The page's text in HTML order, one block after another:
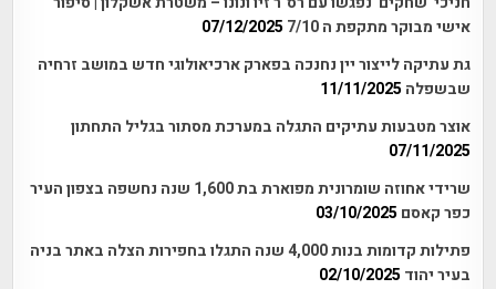
אישי מבוקר מתקפת ה 7/10
07/12/2025
גת עתיקה לייצור יין נחנכה בפארק ארכיאולוגי חדש במושב זרחיה
שבשפלה 11/11/2025
אוצר מטבעות עתיקים התגלה במערכת מסתור בגליל התחתון
07/11/2025
שרידי אחוזה שומרונית מפוארת בת 1,600 שנה נחשפה בצפון העיר
כפר קאסם 03/10/2025
פתילות קדומות בנות 4,000 שנה התגלו בחפירות הצלה באתר בניה
בעיר יהוד 02/10/2025